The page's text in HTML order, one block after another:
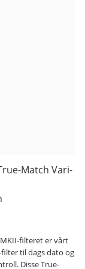
Match Vari-
filteret er vårt
til dags dato og
Disse True-